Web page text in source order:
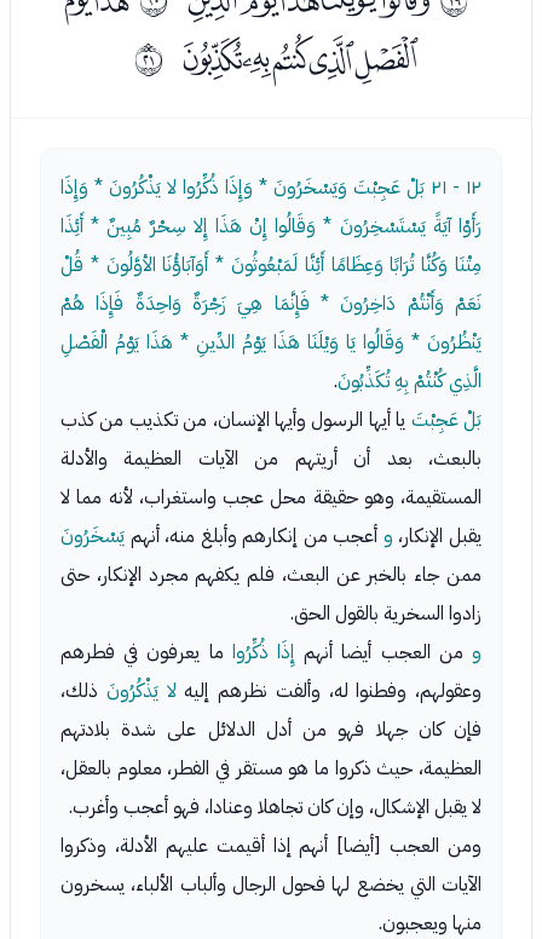
ﯯﯰﯱﯲﯳ ﰔ
١٢ - ٢١
بَلْ عَجِبْتَ وَيَسْخَرُونَ * وَإِذَا ذُكِّرُوا لا يَذْكُرُونَ * وَإِذَا
رَأَوْا آيَةً يَسْتَسْخِرُونَ * وَقَالُوا إِنْ هَذَا إِلا سِحْرٌ مُبِينٌ * أَئِذَا
مِتْنَا وَكُنَّا تُرَابًا وَعِظَامًا أَئِنَّا لَمَبْعُوثُونَ * أَوَآبَاؤُنَا الأوَّلُونَ * قُلْ
نَعَمْ وَأَنْتُمْ دَاخِرُونَ * فَإِنَّمَا هِيَ زَجْرَةٌ وَاحِدَةٌ فَإِذَا هُمْ
يَنْظُرُونَ * وَقَالُوا يَا وَيْلَنَا هَذَا يَوْمُ الدِّينِ * هَذَا يَوْمُ الْفَصْلِ
الَّذِي كُنْتُمْ بِهِ تُكَذِّبُونَ.
بَلْ عَجِبْتَ يا أيها الرسول وأيها الإنسان، من تكذيب من كذب
بالبعث، بعد أن أريتهم من الآيات العظيمة والأدلة
المستقيمة، وهو حقيقة محل عجب واستغراب، لأنه مما لا
يقبل الإنكار، و أعجب من إنكارهم وأبلغ منه، أنهم يَسْخَرُونَ
ممن جاء بالخبر عن البعث، فلم يكفهم مجرد الإنكار، حتى
زادوا السخرية بالقول الحق.
ومن العجب أيضا أنهم إِذَا ذُكِّرُوا ما يعرفون في فطرهم
وعقولهم، وفطنوا له، وألفت نظرهم إليه لا يَذْكُرُونَ ذلك،
فإن كان جهلا فهو من أدل الدلائل على شدة بلادتهم
العظيمة، حيث ذكروا ما هو مستقر في الفطر، معلوم بالعقل،
لا يقبل الإشكال، وإن كان تجاهلا وعنادا، فهو أعجب وأغرب.
ومن العجب [أيضا] أنهم إذا أقيمت عليهم الأدلة، وذكروا
الآيات التي يخضع لها فحول الرجال وألباب الألباء، يسخرون
منها ويعجبون.